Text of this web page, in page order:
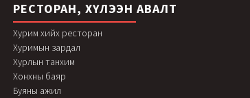
РЕСТОРАН, ХҮЛЭЭН АВАЛТ
Хурим хийх ресторан
Хуримын зардал
Хурлын танхим
Хонхны баяр
Буяны ажил